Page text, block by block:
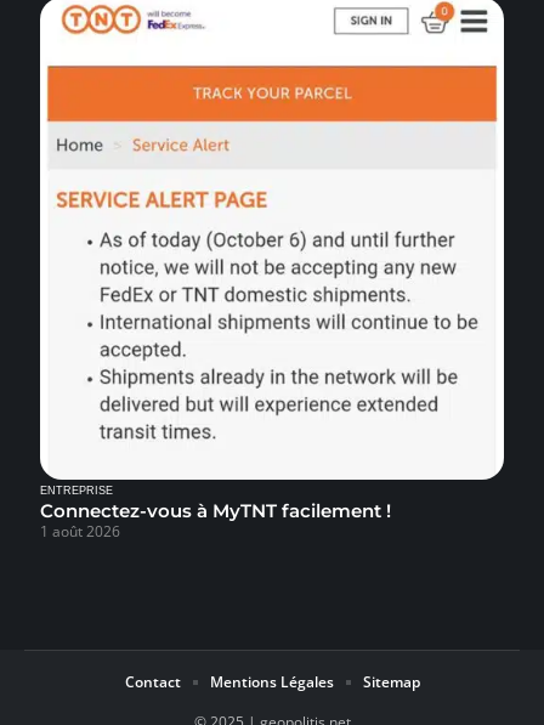
ENTREPRISE
Connectez-vous à MyTNT facilement !
1 août 2026
Contact Mentions Légales Sitemap